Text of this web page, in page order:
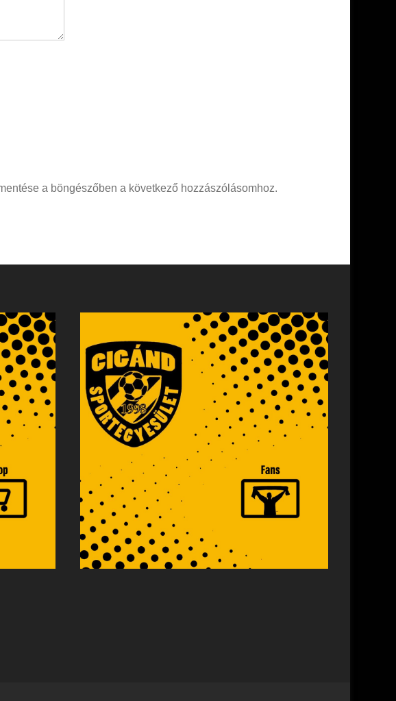
a böngészőben a következő hozzászólásomhoz.